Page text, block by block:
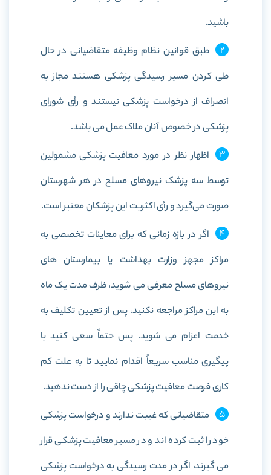
باشید.
طبق قوانین نظام وظیفه متقاضیانی در حال
طی کردن مسیر رسیدگی پزشکی هستند مجاز به
انصراف از درخواست پزشکی نیستند و رأی شورای
پزشکی در خصوص آنان ملاک عمل می باشد.
اظهار نظر در مورد معافیت پزشکی مشمولین
توسط سه پزشک نیروهای مسلح در هر شهرستان
صورت می‌گیرد و رأی اکثریت این پزشکان معتبر است.
اگر در بازه زمانی که برای معاینات تخصصی به
مراکز مجهز وزارت بهداشت یا بیمارستان های
نیروهای مسلح معرفی می شوید، ظرف مدت یک ماه
به این مراکز مراجعه نکنید، پس از تعیین تکلیف به
خدمت اعزام می شوید. پس حتماً سعی کنید با
پیگیری مناسب سریعاً اقدام نمایید تا به علت کم
کاری فرصت معافیت پزشکی چاقی را از دست ندهید.
متقاضیانی که غیبت ندارند و درخواست پزشکی
خود را ثبت کرده اند و در مسیر معافیت پزشکی قرار
می گیرند، اگر در مدت رسیدگی به درخواست پزشکی